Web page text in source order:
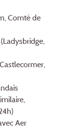
Comté de
Aer